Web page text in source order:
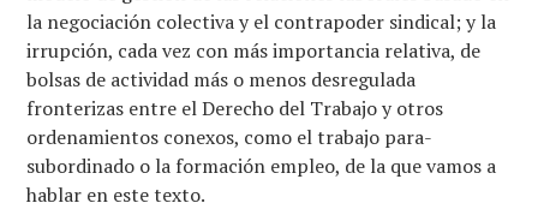
la negociación colectiva y el contrapoder sindical; y la
irrupción, cada vez con más importancia relativa, de
bolsas de actividad más o menos desregulada
fronterizas entre el Derecho del Trabajo y otros
ordenamientos conexos, como el trabajo para-
subordinado o la formación empleo, de la que vamos a
hablar en este texto.